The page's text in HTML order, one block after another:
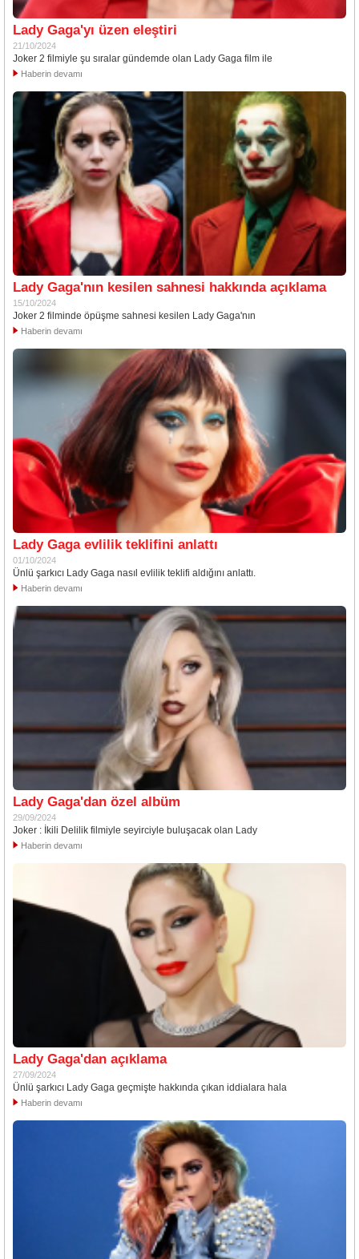
Lady Gaga'yı üzen eleştiri
21/10/2024
Joker 2 filmiyle şu sıralar gündemde olan Lady Gaga film ile
Haberin devamı
Lady Gaga'nın kesilen sahnesi hakkında açıklama
15/10/2024
Joker 2 filminde öpüşme sahnesi kesilen Lady Gaga'nın
Haberin devamı
Lady Gaga evlilik teklifini anlattı
01/10/2024
Ünlü şarkıcı Lady Gaga nasıl evlilik teklifi aldığını anlattı.
Haberin devamı
Lady Gaga'dan özel albüm
29/09/2024
Joker : İkili Delilik filmiyle seyirciyle buluşacak olan Lady
Haberin devamı
Lady Gaga'dan açıklama
27/09/2024
Ünlü şarkıcı Lady Gaga geçmişte hakkında çıkan iddialara hala
Haberin devamı